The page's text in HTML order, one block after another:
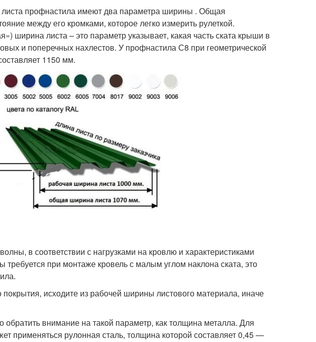
листа профнастила имеют два параметра ширины . Общая
между его кромками, которое легко измерить рулеткой.
ширина листа – это параметр указывает, какая часть ската крыши в
и поперечных нахлестов. У профнастила С8 при геометрической
1150 мм.
в соответствии с нагрузками на кровлю и характеристиками
при монтаже кровель с малым углом наклона ската, это
исходите из рабочей ширины листового материала, иначе
внимание на такой параметр, как толщина металла. Для
применяться рулонная сталь, толщина которой составляет 0,45 —